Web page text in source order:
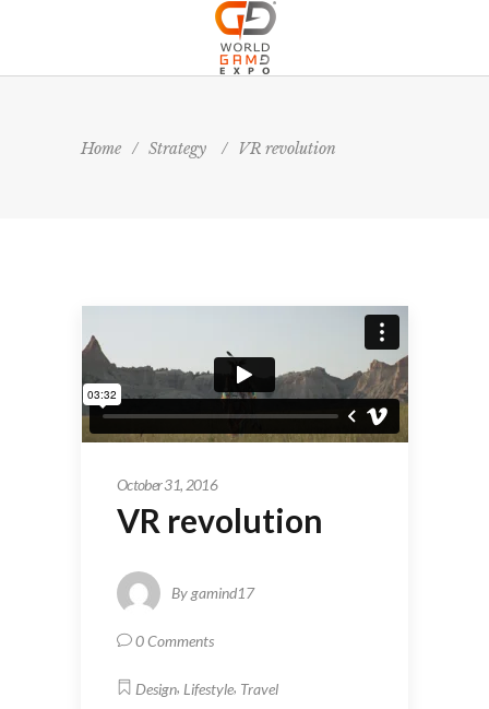
Home / Strategy / VR revolution
October 31, 2016
VR revolution
Bygamind17
0 Comments
Design, Lifestyle, Travel